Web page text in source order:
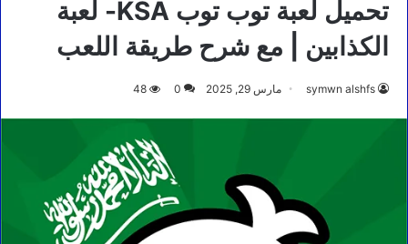
تحميل لعبة توب توب KSA- لعبة
الكذابين | مع شرح طريقة اللعب
symwn alshfs مارس 29, 2025 0
48